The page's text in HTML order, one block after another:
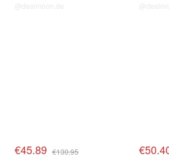
@dealmoon.de
€45.89 €130.95